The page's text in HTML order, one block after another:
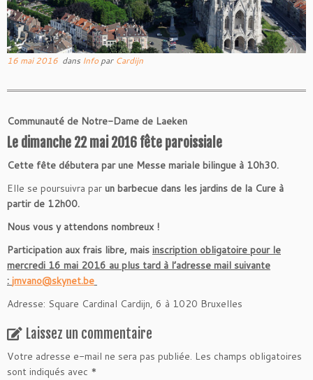
16 mai 2016 dans Info par Cardijn
Communauté de Notre-Dame de Laeken
Le dimanche 22 mai 2016 fête paroissiale
Cette fête débutera par une Messe mariale bilingue à 10h30.
Elle se poursuivra par un barbecue dans les jardins de la Cure à
partir de 12h00.
Nous vous y attendons nombreux !
Participation aux frais libre, mais inscription obligatoire pour le
mercredi 16 mai 2016 au plus tard à l’adresse mail suivante
: jmvano@skynet.be
Adresse: Square Cardinal Cardijn, 6 à 1020 Bruxelles
Laissez un commentaire
Votre adresse e-mail ne sera pas publiée. Les champs obligatoires
sont indiqués avec *